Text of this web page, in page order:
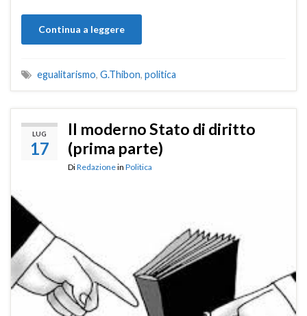
Continua a leggere
egualitarismo, G.Thibon, politica
LUG
17
Il moderno Stato di diritto
(prima parte)
DiRedazionein Politica